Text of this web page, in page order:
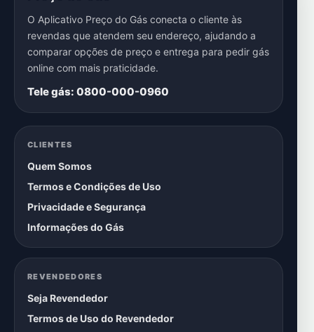
O Aplicativo Preço do Gás conecta o cliente às
revendas que atendem seu endereço, ajudando a
comparar opções de preço e entrega para pedir gás
online com mais praticidade.
Tele gás: 0800-000-0960
CLIENTES
Quem Somos
Termos e Condições de Uso
Privacidade e Segurança
Informações do Gás
REVENDEDORES
Seja Revendedor
Termos de Uso do Revendedor